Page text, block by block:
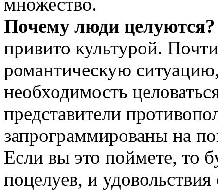
Почему люди целуются?
привито культурой.
романтическую
необходимость
представители
запрограммированы на
Если вы это поймете, то
поцелуев, и